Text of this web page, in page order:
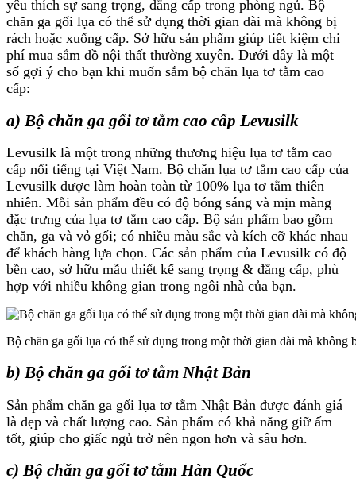
yêu thích sự sang trọng, đẳng cấp trong phòng ngủ. Bộ
chăn ga gối lụa có thể sử dụng thời gian dài mà không bị
rách hoặc xuống cấp. Sở hữu sản phẩm giúp tiết kiệm chi
phí mua sắm đồ nội thất thường xuyên. Dưới đây là một
số gợi ý cho bạn khi muốn sắm bộ chăn lụa tơ tằm cao
cấp:
a) Bộ chăn ga gối tơ tằm cao cấp Levusilk
Levusilk là một trong những thương hiệu lụa tơ tằm cao
cấp nổi tiếng tại Việt Nam. Bộ chăn lụa tơ tằm cao cấp của
Levusilk được làm hoàn toàn từ 100% lụa tơ tằm thiên
nhiên. Mỗi sản phẩm đều có độ bóng sáng và mịn màng
đặc trưng của lụa tơ tằm cao cấp. Bộ sản phẩm bao gồm
chăn, ga và vỏ gối; có nhiều màu sắc và kích cỡ khác nhau
để khách hàng lựa chọn. Các sản phẩm của Levusilk có độ
bền cao, sở hữu mẫu thiết kế sang trọng & đẳng cấp, phù
hợp với nhiều không gian trong ngôi nhà của bạn.
Bộ chăn ga gối lụa có thể sử dụng trong một thời gian dài mà không
b) Bộ chăn ga gối tơ tằm Nhật Bản
Sản phẩm chăn ga gối lụa tơ tằm Nhật Bản được đánh giá
là đẹp và chất lượng cao. Sản phẩm có khả năng giữ ấm
tốt, giúp cho giấc ngủ trở nên ngon hơn và sâu hơn.
c) Bộ chăn ga gối tơ tằm Hàn Quốc